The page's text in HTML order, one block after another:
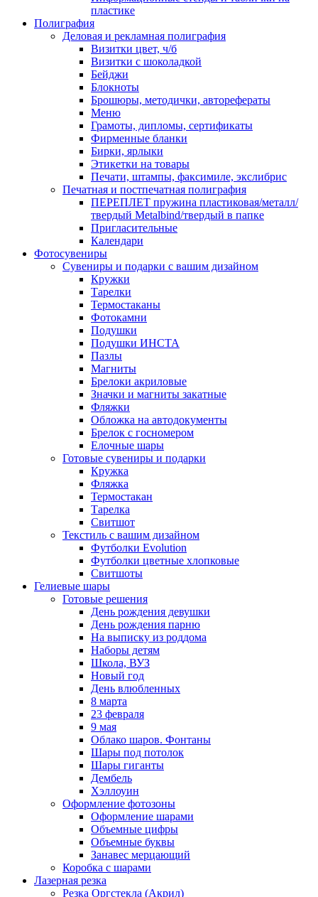
пластике
Полиграфия
Деловая и рекламная полиграфия
Визитки цвет, ч/б
Визитки с шоколадкой
Бейджи
Блокноты
Брошюры, методички, авторефераты
Меню
Грамоты, дипломы, сертификаты
Фирменные бланки
Бирки, ярлыки
Этикетки на товары
Печати, штампы, факсимиле, экслибрис
Печатная и постпечатная полиграфия
ПЕРЕПЛЕТ пружина пластиковая/металл/
твердый Metalbind/твердый в папке
Пригласительные
Календари
Фотосувениры
Сувениры и подарки с вашим дизайном
Кружки
Тарелки
Термостаканы
Фотокамни
Подушки
Подушки ИНСТА
Пазлы
Магниты
Брелоки акриловые
Значки и магниты закатные
Фляжки
Обложка на автодокументы
Брелок с госномером
Елочные шары
Готовые сувениры и подарки
Кружка
Фляжка
Термостакан
Тарелка
Свитшот
Текстиль с вашим дизайном
Футболки Evolution
Футболки цветные хлопковые
Свитшоты
Гелиевые шары
Готовые решения
День рождения девушки
День рождения парню
На выписку из роддома
Наборы детям
Школа, ВУЗ
Новый год
День влюбленных
8 марта
23 февраля
9 мая
Облако шаров. Фонтаны
Шары под потолок
Шары гиганты
Дембель
Хэллоуин
Оформление фотозоны
Оформление шарами
Объемные цифры
Объемные буквы
Занавес мерцающий
Коробка с шарами
Лазерная резка
Резка Оргстекла (Акрил)